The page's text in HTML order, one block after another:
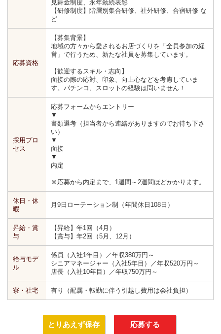
見舞金制度、永年勤続表彰
【研修制度】階層別集合研修、社外研修、合宿研修 な
ど
応募資格
【募集背景】
地域の方々から愛されるお店づくりを「全員参加の経
営」で行うため、新たな社員を募集しています。
【歓迎するスキル・志向】
面接の際の応対、印象、向上心などを考慮していま
す。パチンコ、スロットの経験は問いません！
採用プロ
セス
応募フォームからエントリー
▼
書類選考（担当者から連絡がありますのでお待ち下さ
い）
▼
面接
▼
内定
※応募から内定まで、1週間～2週間ほどかかります。
休日・休
暇
月9日ローテーション制（年間休日108日）
昇給・賞
与
【昇給】年1回（4月）
【賞与】年2回（5月、12月）
給与モデ
ル
係員（入社1年目）／年収380万円～
シニアマネージャー（入社5年目）／年収520万円～
店長（入社10年目）／年収750万円～
寮・社宅 有り（配属・転勤に伴う引越し費用は会社負担）
とりあえず保存 応募する